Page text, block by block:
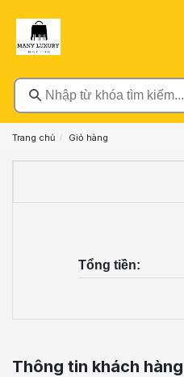
Nhập từ khóa tìm kiếm...
Trang chủ Giỏ hàng
Tổng tiền:
Thông tin khách hàng